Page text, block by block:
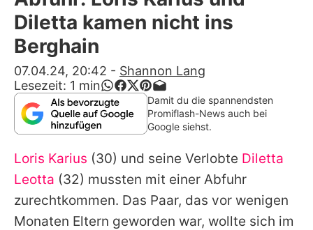
Alle Themen auf Promiflash
App runterladen
Team
Redaktionelle Richtlinien
Impressum
Datenschutzerklärung
Nutzungsbedingungen
Diletta kamen nicht ins
Berghain
07.04.24, 20:42 - Shannon Lang
Lesezeit: 1 min
Damit du die spannendsten
Promiflash-News auch bei
Google siehst.
Loris Karius (30) und seine Verlobte Diletta
Leotta (32) mussten mit einer Abfuhr
zurechtkommen. Das Paar, das vor wenigen
Monaten Eltern geworden war, wollte sich im